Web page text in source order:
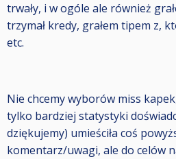
trwały, i w ogóle ale również
trzymał kredy, grałem tipem z,
etc.
Nie chcemy wyborów miss
tylko bardziej statystyki
dziękujemy) umieściła coś
komentarz/uwagi, ale do celów